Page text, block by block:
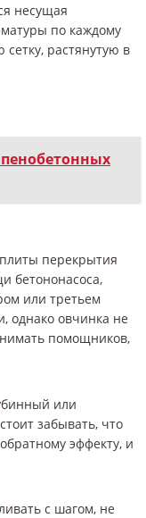
несущая
по каждому
растянутую в
перекрытия
бетононасоса,
или третьем
однако овчинка не
помощников,
или
забывать, что
эффекту, и
с шагом, не